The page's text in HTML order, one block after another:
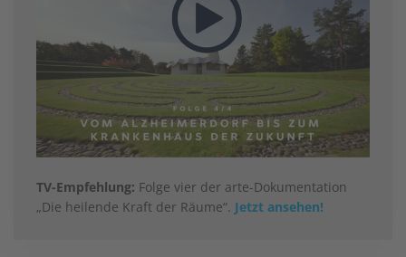
TV-Empfehlung: Folge vier der arte-Dokumentation
„Die heilende Kraft der Räume“. Jetzt ansehen!